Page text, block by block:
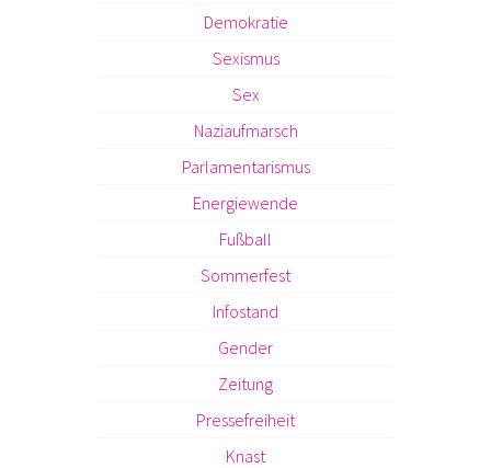
Demokratie
Sexismus
Sex
Naziaufmarsch
Parlamentarismus
Energiewende
Fußball
Sommerfest
Infostand
Gender
Zeitung
Pressefreiheit
Knast